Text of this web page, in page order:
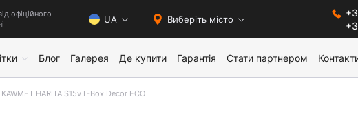
офіційного
UA Виберіть місто
Блог Галерея Де купити Гарантія Стати партнером
KAWMET HARITA S15v L-Box Decor ECO